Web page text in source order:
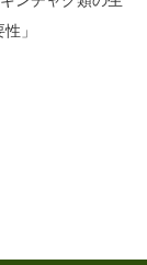
」